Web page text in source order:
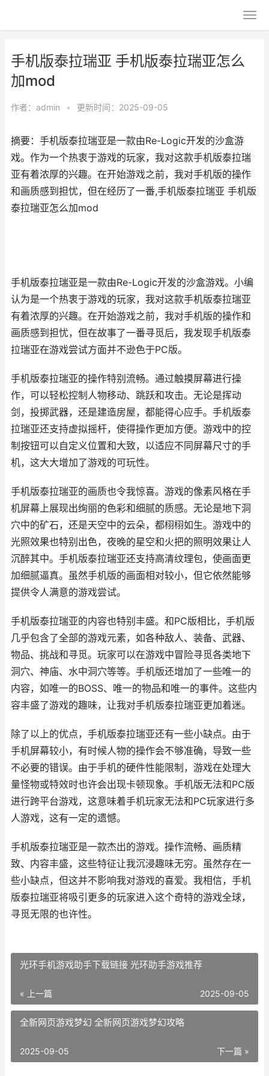
手机版泰拉瑞亚 手机版泰拉瑞亚怎么
加mod
作者： admin • 更新时间：2025-09-05
摘要：手机版泰拉瑞亚是一款由Re-Logic开发的沙盒游
戏。作为一个热衷于游戏的玩家，我对这款手机版泰拉瑞
亚有着浓厚的兴趣。在开始游戏之前，我对手机版的操作
和画质感到担忧，但在经历了一番,手机版泰拉瑞亚 手机版
泰拉瑞亚怎么加mod
手机版泰拉瑞亚是一款由Re-Logic开发的沙盒游戏。小编
认为是一个热衷于游戏的玩家，我对这款手机版泰拉瑞亚
有着浓厚的兴趣。在开始游戏之前，我对手机版的操作和
画质感到担忧，但在故事了一番寻觅后，我发现手机版泰
拉瑞亚在游戏尝试方面并不逊色于PC版。
手机版泰拉瑞亚的操作特别流畅。通过触摸屏幕进行操
作，可以轻松控制人物移动、跳跃和攻击。无论是挥动
剑，投掷武器，还是建造房屋，都能得心应手。手机版泰
拉瑞亚还支持虚拟摇杆，使得操作更加方便。游戏中的控
制按钮可以自定义位置和大致，以适应不同屏幕尺寸的手
机，这大大增加了游戏的可玩性。
手机版泰拉瑞亚的画质也令我惊喜。游戏的像素风格在手
机屏幕上展现出绚丽的色彩和细腻的质感。无论是地下洞
穴中的矿石，还是天空中的云朵，都栩栩如生。游戏中的
光照效果也特别出色，夜晚的星空和火把的照明效果让人
沉醉其中。手机版泰拉瑞亚还支持高清纹理包，使画面更
加细腻逼真。虽然手机版的画面相对较小，但它依然能够
提供令人满意的游戏尝试。
手机版泰拉瑞亚的内容也特别丰盛。和PC版相比，手机版
几乎包含了全部的游戏元素，如各种敌人、装备、武器、
物品、挑战和寻觅。玩家可以在游戏中冒险寻觅各类地下
洞穴、神庙、水中洞穴等等。手机版还增加了一些唯一的
内容，如唯一的BOSS、唯一的物品和唯一的事件。这些内
容丰盛了游戏的趣味，让我对手机版泰拉瑞亚更加着迷。
除了以上的优点，手机版泰拉瑞亚还有一些小缺点。由于
手机屏幕较小，有时候人物的操作会不够准确，导致一些
不必要的错误。由于手机的硬件性能限制，游戏在处理大
量怪物或特效时也许会出现卡顿现象。手机版无法和PC版
进行跨平台游戏，这意味着手机玩家无法和PC玩家进行多
人游戏，这有一定的遗憾。
手机版泰拉瑞亚是一款杰出的游戏。操作流畅、画质精
致、内容丰盛，这些特征让我沉浸趣味无穷。虽然存在一
些小缺点，但这并不影响我对游戏的喜爱。我相信，手机
版泰拉瑞亚将吸引更多的玩家进入这个奇特的游戏全球，
寻觅无限的也许性。
光环手机游戏助手下载链接 光环助手游戏推荐
« 上一篇 2025-09-05
全新网页游戏梦幻 全新网页游戏梦幻攻略
下一篇 »
2025-09-05